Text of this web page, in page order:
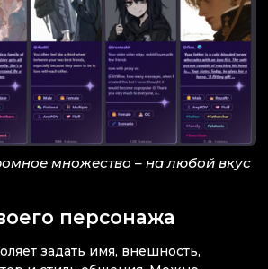
множество – на любой вкус
персонажа
задать имя, внешность,